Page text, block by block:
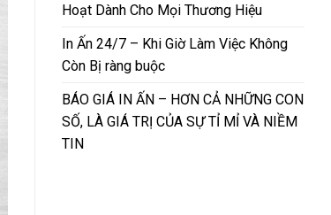
Hoạt Dành Cho Mọi Thương Hiệu
In Ấn 24/7 – Khi Giờ Làm Việc Không
Còn Bị ràng buộc
BÁO GIÁ IN ẤN – HƠN CẢ NHỮNG CON
SỐ, LÀ GIÁ TRỊ CỦA SỰ TỈ MỈ VÀ NIỀM
TIN